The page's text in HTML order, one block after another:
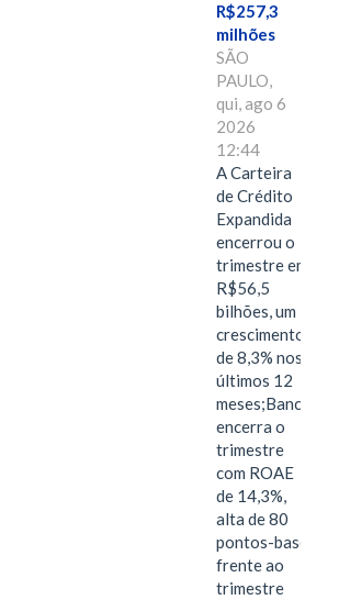
R$257,3
milhões
SÃO
PAULO,
qui, ago 6
2026
12:44
A Carteira
de Crédito
Expandida
encerrou o
trimestre em
R$56,5
bilhões, um
crescimento
de 8,3% nos
últimos 12
meses;Banco
encerra o
trimestre
com ROAE
de 14,3%,
alta de 80
pontos-base
frente ao
trimestre